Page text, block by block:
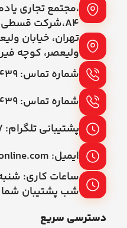
A4،شرکت قسطی آنلاین
تهران، خیابان
ولیعصر، کوچه فیروزه،
شماره تماس: ۰۲۱۹۱۰۹۴۴۳۹
شماره تماس: ۰۲۶۹۱۰۹۴۴۳۹
پشتیبانی تلگرام: ۰۹۰۵۷۲۷۹۳۱۷
ایمیل: info@ghestionline.com
شب پشتیبان
دسترسی سریع